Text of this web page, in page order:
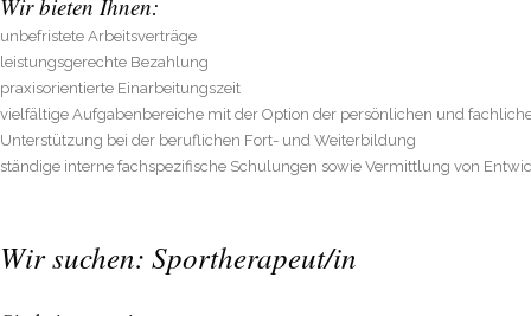
Wir bieten Ihnen:
unbefristete Arbeitsverträge
leistungsgerechte Bezahlung
praxisorientierte Einarbeitungszeit
vielfältige Aufgabenbereiche mit der Option der persönlichen und
Unterstützung bei der beruflichen Fort- und Weiterbildung
ständige interne fachspezifische Schulungen sowie Vermittlung von
Wir suchen: Sportherapeut/in